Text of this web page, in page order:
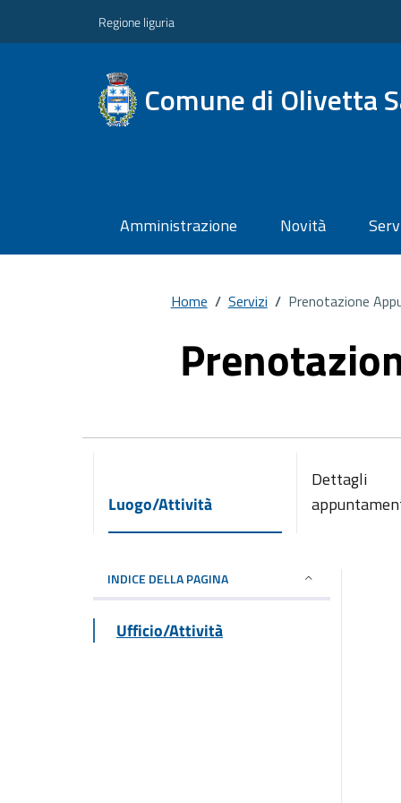
Regione liguria
Comune di Olivetta
Amministrazione Novità
Home / Servizi / Prenotazione
Luogo/Attività
Dettagli
INDICE DELLA PAGINA
Ufficio/Attività